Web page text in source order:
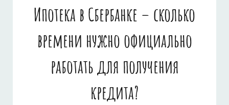
–
ПРЕИМУЩЕСТВА
И
РИСКИ,
КОТОРЫЕ
Ипотека в Сбербанке – сколько
времени нужно официально
работать для получения
кредита?